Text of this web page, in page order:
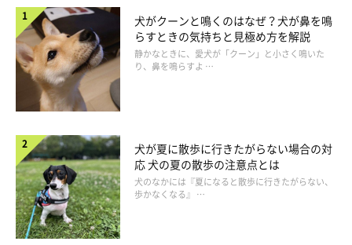
今まで出勤で愛犬との時間が充分に得られなかった飼い主さん
は、在宅勤務の機会に愛犬と触れ合える時間が増えてよかったと
感じたようです。
「一緒にいる時間が増えてスキンシップが多くとれた」
「会社の制度で勤務中の中抜けが認められているので、昼
間に散歩できた」
犬がクーンと鳴くのはなぜ？犬が鼻を鳴
らすときの気持ちと見極め方を解説
静かなときに、愛犬が「クーン」と小さく鳴いた
り、鼻を鳴らすよ …
犬が夏に散歩に行きたがらない場合の対
応 犬の夏の散歩の注意点とは
犬のなかには『夏になると散歩に行きたがらない、
歩かなくなる』 …